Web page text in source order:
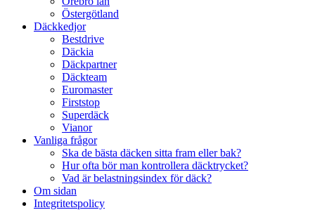
Östergötland
Däckkedjor
Bestdrive
Däckia
Däckpartner
Däckteam
Euromaster
Firststop
Superdäck
Vianor
Vanliga frågor
Ska de bästa däcken sitta fram eller bak?
Hur ofta bör man kontrollera däcktrycket?
Vad är belastningsindex för däck?
Om sidan
Integritetspolicy